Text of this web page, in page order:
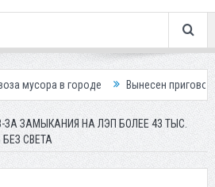
в городе Вынесен приговор по делу о
ЗА ЗАМЫКАНИЯ НА ЛЭП БОЛЕЕ 43 ТЫС.
СВЕТА